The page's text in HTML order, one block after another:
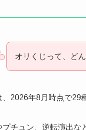
オリくじって、ど
、2026年8月時点で29
チュン、逆転演出な